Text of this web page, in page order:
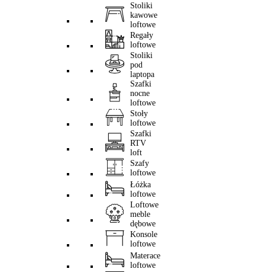
Stoliki
kawowe
loftowe
Regały
loftowe
Stoliki
pod
laptopa
Szafki
nocne
loftowe
Stoły
loftowe
Szafki
RTV
loft
Szafy
loftowe
Łóżka
loftowe
Loftowe
meble
dębowe
Konsole
loftowe
Materace
loftowe